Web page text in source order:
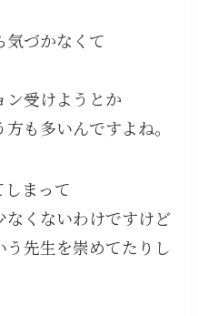
づかなくて
ン受けようとか
も多いんですよね。
まって
なくないわけですけど
先生を崇めてたりし